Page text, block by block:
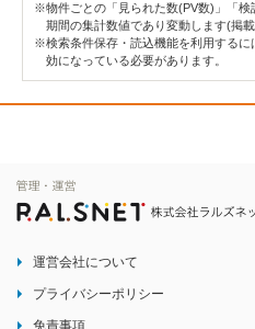
※物件ごとの「見られた数(PV数)」「検
期間の集計数値であり変動します(掲
※検索条件保存・読込機能を利用する
効になっている必要があります。
運営会社について
プライバシーポリシー
免責事項